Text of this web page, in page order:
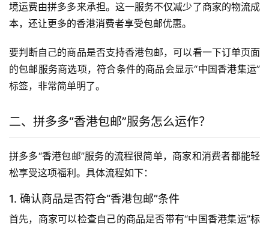
境运费由拼多多来承担。这一服务不仅减少了商家的物流成
本，还让更多的香港消费者享受包邮优惠。
要判断自己的商品是否支持香港包邮，可以看一下订单页面
的包邮服务商选项，符合条件的商品会显示“中国香港集运”
标签，非常简单明了。
二、拼多多“香港包邮”服务怎么运作？
拼多多“香港包邮”服务的流程很简单，商家和消费者都能轻
松享受这项福利。具体流程如下：
1. 确认商品是否符合“香港包邮”条件
首先，商家可以检查自己的商品是否带有“中国香港集运”标